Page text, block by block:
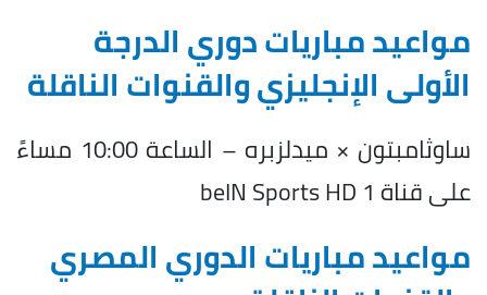
مواعيد مباريات دوري الدرجة
الأولى الإنجليزي والقنوات الناقلة
ساوثامبتون × ميدلزبره – الساعة 10:00 مساءً
على قناة beIN Sports HD 1
مواعيد مباريات الدوري المصري